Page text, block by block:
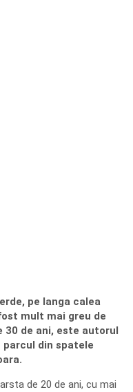
pe langa calea
mult mai greu de
de ani, este autorul
din spatele
de 20 de ani, cu mai